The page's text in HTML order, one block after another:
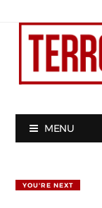
MENU
YOU'RE NEXT